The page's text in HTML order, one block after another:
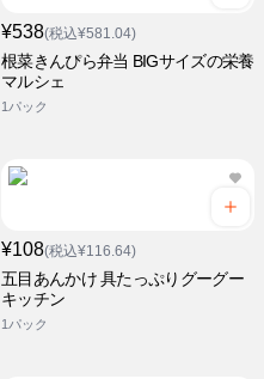
¥538(税込¥581.04)
根菜きんぴら弁当 BIGサイズの栄養
マルシェ
1パック
¥108(税込¥116.64)
五目あんかけ 具たっぷりグーグー
キッチン
1パック